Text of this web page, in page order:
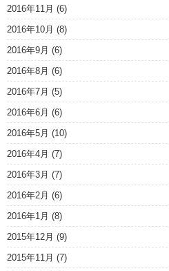
2016年11月 (6)
2016年10月 (8)
2016年9月 (6)
2016年8月 (6)
2016年7月 (5)
2016年6月 (6)
2016年5月 (10)
2016年4月 (7)
2016年3月 (7)
2016年2月 (6)
2016年1月 (8)
2015年12月 (9)
2015年11月 (7)